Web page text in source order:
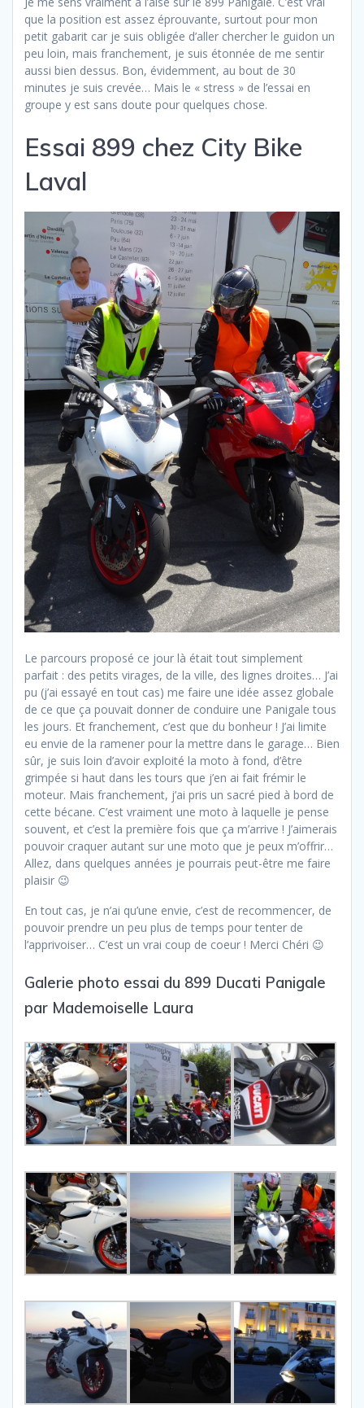
que la position est assez éprouvante, surtout pour mon
petit gabarit car je suis obligée d’aller chercher le guidon un
peu loin, mais franchement, je suis étonnée de me sentir
aussi bien dessus. Bon, évidemment, au bout de 30
minutes je suis crevée… Mais le « stress » de l’essai en
groupe y est sans doute pour quelques chose.
Essai 899 chez City Bike
Laval
Le parcours proposé ce jour là était tout simplement
parfait : des petits virages, de la ville, des lignes droites… J’ai
pu (j’ai essayé en tout cas) me faire une idée assez globale
de ce que ça pouvait donner de conduire une Panigale tous
les jours. Et franchement, c’est que du bonheur ! J’ai limite
eu envie de la ramener pour la mettre dans le garage… Bien
sûr, je suis loin d’avoir exploité la moto à fond, d’être
grimpée si haut dans les tours que j’en ai fait frémir le
moteur. Mais franchement, j’ai pris un sacré pied à bord de
cette bécane. C’est vraiment une moto à laquelle je pense
souvent, et c’est la première fois que ça m’arrive ! J’aimerais
pouvoir craquer autant sur une moto que je peux m’offrir…
Allez, dans quelques années je pourrais peut-être me faire
plaisir 😉
En tout cas, je n’ai qu’une envie, c’est de recommencer, de
pouvoir prendre un peu plus de temps pour tenter de
l’apprivoiser… C’est un vrai coup de coeur ! Merci Chéri 😉
Galerie photo essai du 899 Ducati Panigale
par Mademoiselle Laura